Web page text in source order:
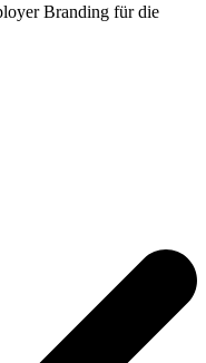
Branding für die